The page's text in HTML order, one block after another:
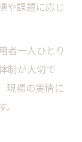
や課題に応じ
者一人ひとり
制が大切で
現場の実情に